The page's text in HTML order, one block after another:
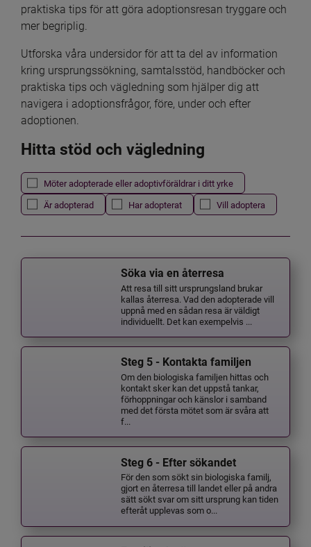
praktiska tips för att göra adoptionsresan tryggare och
mer begriplig.
Utforska våra undersidor för att ta del av information
kring ursprungssökning, samtalsstöd, handböcker och
praktiska tips och vägledning som hjälper dig att
navigera i adoptionsfrågor, före, under och efter
adoptionen.
Hitta stöd och vägledning
Filtrera resultatet
Det här formuläret postas automatiskt
Möter adopterade eller adoptivföräldrar i ditt yrke
Är adopterad
Har adopterat Vill adoptera
Söka via en återresa
Att resa till sitt ursprungsland brukar
kallas återresa. Vad den adopterade vill
uppnå med en sådan resa är väldigt
individuellt. Det kan exempelvis ...
Steg 5 - Kontakta familjen
Om den biologiska familjen hittas och
kontakt sker kan det uppstå tankar,
förhoppningar och känslor i samband
med det första mötet som är svåra att
f...
Steg 6 - Efter sökandet
För den som sökt sin biologiska familj,
gjort en återresa till landet eller på andra
sätt sökt svar om sitt ursprung kan tiden
efteråt upplevas som o...